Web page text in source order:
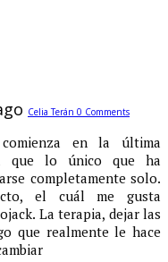
Celia Terán 0 Comments
en la última
que lo único que ha
completamente solo.
el cuál me gusta
La terapia, dejar las
que realmente le hace